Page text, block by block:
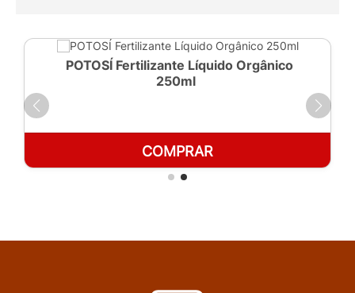
POTOSÍ Fertilizante Líquido Orgânico
250ml
COMPRAR